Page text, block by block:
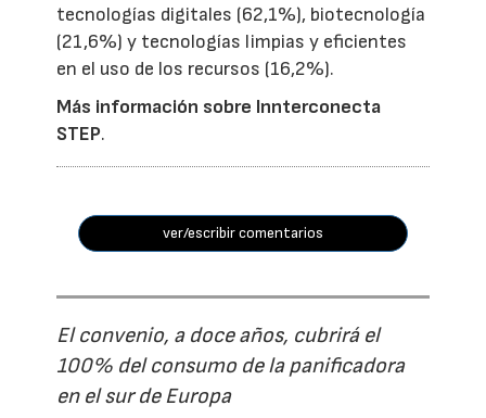
tecnologías digitales (62,1%), biotecnología
(21,6%) y tecnologías limpias y eficientes
en el uso de los recursos (16,2%).
Más información sobre Innterconecta
STEP.
ver/escribir comentarios
El convenio, a doce años, cubrirá el
100% del consumo de la panificadora
en el sur de Europa